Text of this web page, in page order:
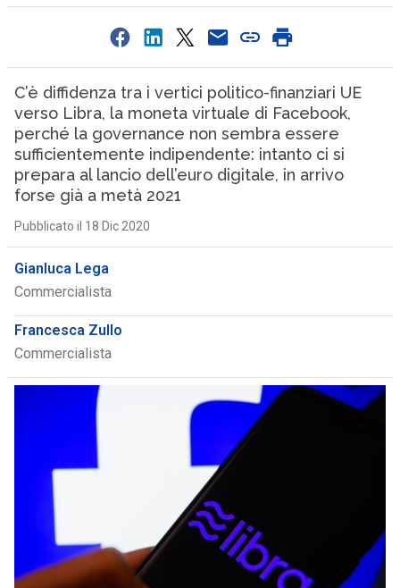
C’è diffidenza tra i vertici politico-finanziari UE
verso Libra, la moneta virtuale di Facebook,
perché la governance non sembra essere
sufficientemente indipendente: intanto ci si
prepara al lancio dell’euro digitale, in arrivo
forse già a metà 2021
Pubblicato il 18 Dic 2020
Gianluca Lega
Commercialista
Francesca Zullo
Commercialista